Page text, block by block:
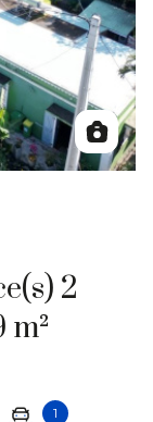
chambre(s) 68.69 m²
1